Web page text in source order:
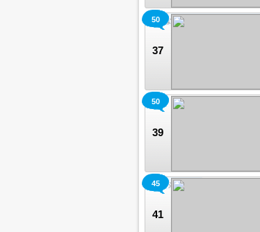
37
純粋な女は食い物にされる世の中
50
39
💫
50
41
独身おねぃさん
45